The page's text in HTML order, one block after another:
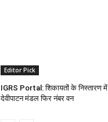
Editor Pick
IGRS Portal: शिकायतों के निस्तारण में
देवीपाटन मंडल फिर नंबर वन